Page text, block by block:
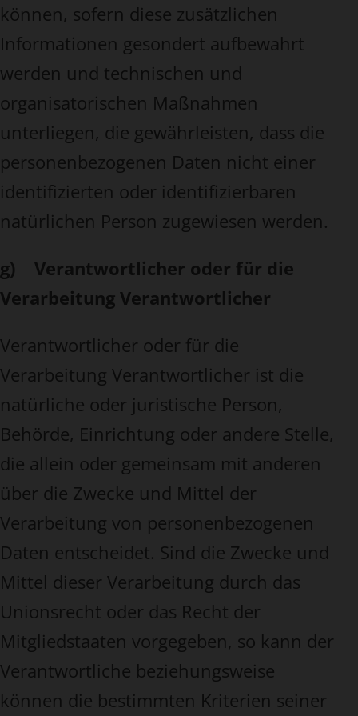
können, sofern diese zusätzlichen
Informationen gesondert aufbewahrt
werden und technischen und
organisatorischen Maßnahmen
unterliegen, die gewährleisten, dass die
personenbezogenen Daten nicht einer
identifizierten oder identifizierbaren
natürlichen Person zugewiesen werden.
g) Verantwortlicher oder für die
Verarbeitung Verantwortlicher
Verantwortlicher oder für die
Verarbeitung Verantwortlicher ist die
natürliche oder juristische Person,
Behörde, Einrichtung oder andere Stelle,
die allein oder gemeinsam mit anderen
über die Zwecke und Mittel der
Verarbeitung von personenbezogenen
Daten entscheidet. Sind die Zwecke und
Mittel dieser Verarbeitung durch das
Unionsrecht oder das Recht der
Mitgliedstaaten vorgegeben, so kann der
Verantwortliche beziehungsweise
können die bestimmten Kriterien seiner